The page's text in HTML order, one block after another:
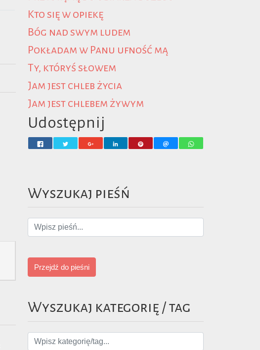
Kto się w opiekę
Bóg nad swym ludem
Pokładam w Panu ufność mą
Ty, któryś słowem
Jam jest chleb życia
Jam jest chlebem żywym
Udostępnij
Wyszukaj pieśń
Przejdź do pieśni
Wyszukaj kategorię / tag